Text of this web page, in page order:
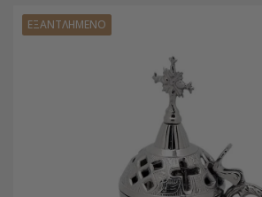
ΕΞΑΝΤΛΗΜΈΝΟ